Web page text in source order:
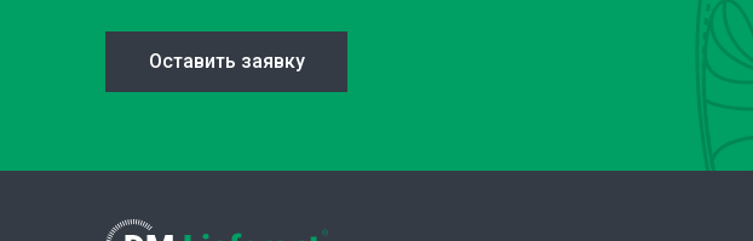
Оставить заявку